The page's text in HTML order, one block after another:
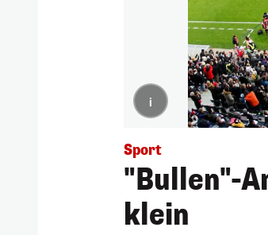
i
Sport
"Bullen"-
klein